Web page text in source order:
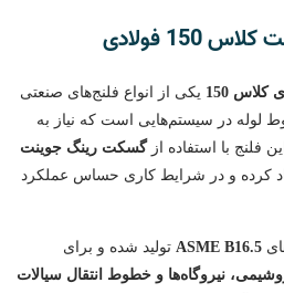
فولادی
150
یکی از انواع فلنج‌های صنعتی
لوله در سیستم‌هایی است که نیاز به
فلنج با استفاده ازگسکت رینگ جوینت
کرده و در شرایط کاری حساس عملکرد
ASME B16.5 تولید شده و برای
نیروگاه‌ها و خطوط انتقال سیالات